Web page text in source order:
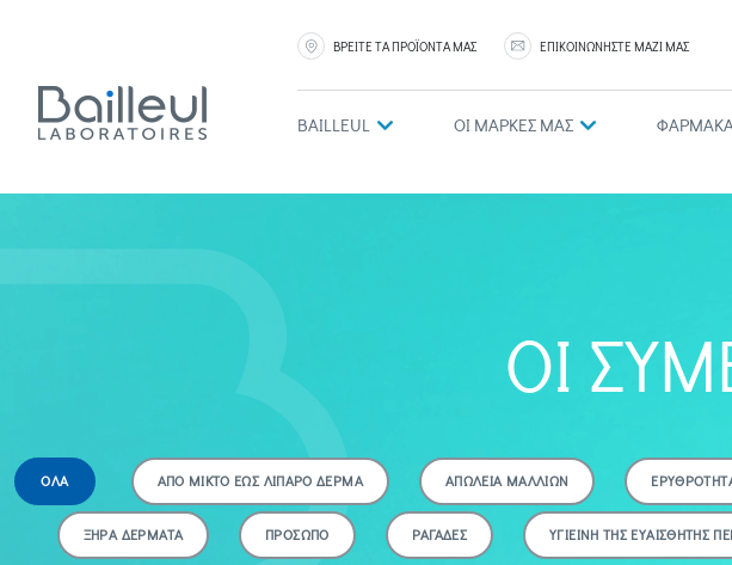
ΒΡΕΙΤΕ ΤΑ ΠΡΟΪΟΝΤΑ ΜΑΣ ΕΠΙΚΟΙΝΩΝΗΣΤΕ ΜΑΖΙ ΜΑΣ
BAILLEUL ΟΙ ΜΑΡΚΕΣ ΜΑΣ
ΟΙ
ΟΛΑ ΑΠΟ ΜΙΚΤΟ ΕΩΣ ΛΙΠΑΡΟ ΔΕΡΜΑ ΑΠΩΛΕΙΑ ΜΑΛΛΙΩΝ
ΞΗΡΑ ΔΕΡΜΑΤΑ ΠΡΟΣΩΠΟ ΡΑΓΑΔΕΣ ΥΓΙΕΙΝΗ ΤΗΣ ΕΥΑΙΣΘΗΤΗΣ